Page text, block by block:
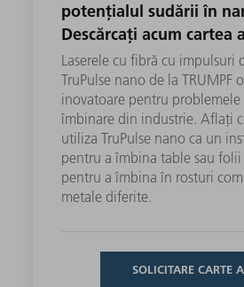
potențialul sudării în
Descărcați acum cartea
Laserele cu fibră cu impulsuri
TruPulse nano de la TRUMPF
inovatoare pentru
îmbinare din industrie. Aflați
utiliza TruPulse nano ca un
pentru a îmbina table sau folii
pentru a îmbina în rosturi
metale diferite.
SOLICITARE CARTE